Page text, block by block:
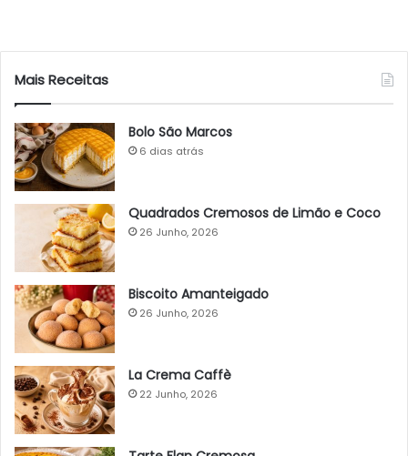
Mais Receitas
Bolo São Marcos
6 dias atrás
Quadrados Cremosos de Limão e Coco
26 Junho, 2026
Biscoito Amanteigado
26 Junho, 2026
La Crema Caffè
22 Junho, 2026